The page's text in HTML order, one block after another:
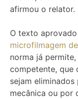
afirmou o relator.
O texto
microfilmagem
norma já
competente, que
sejam
mecânica ou por